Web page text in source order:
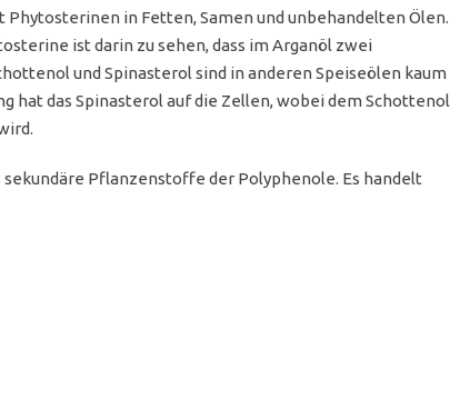
in Fetten, Samen und unbehandelten Ölen.
ist darin zu sehen, dass im Arganöl zwei
und Spinasterol sind in anderen Speiseölen kaum
hat das Spinasterol auf die Zellen, wobei dem Schottenol
Pflanzenstoffe der Polyphenole. Es handelt